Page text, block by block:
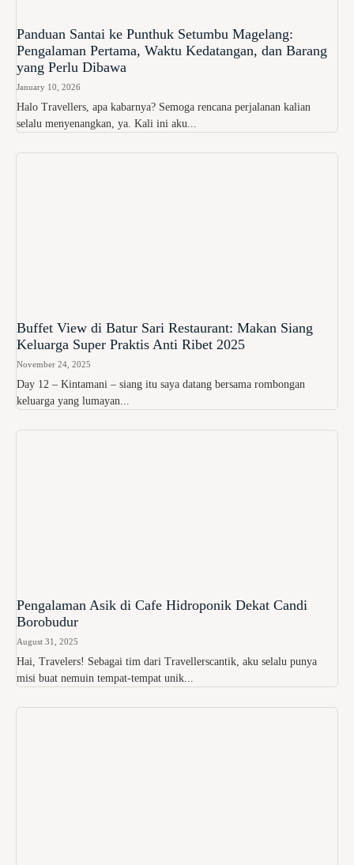
Panduan Santai ke Punthuk Setumbu Magelang:
Pengalaman Pertama, Waktu Kedatangan, dan Barang
yang Perlu Dibawa
January 10, 2026
Halo Travellers, apa kabarnya? Semoga rencana perjalanan kalian
selalu menyenangkan, ya. Kali ini aku...
Buffet View di Batur Sari Restaurant: Makan Siang
Keluarga Super Praktis Anti Ribet 2025
November 24, 2025
Day 12 – Kintamani – siang itu saya datang bersama rombongan
keluarga yang lumayan...
Pengalaman Asik di Cafe Hidroponik Dekat Candi
Borobudur
August 31, 2025
Hai, Travelers! Sebagai tim dari Travellerscantik, aku selalu punya
misi buat nemuin tempat-tempat unik...